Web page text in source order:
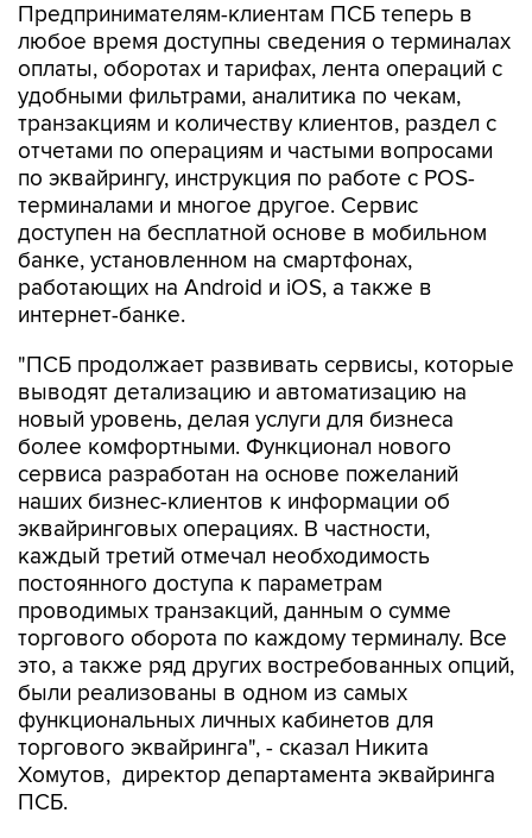
Предпринимателям-клиентам ПСБ теперь в
любое время доступны сведения о терминалах
оплаты, оборотах и тарифах, лента операций с
удобными фильтрами, аналитика по чекам,
транзакциям и количеству клиентов, раздел с
отчетами по операциям и частыми вопросами
по эквайрингу, инструкция по работе с POS-
терминалами и многое другое. Сервис
доступен на бесплатной основе в мобильном
банке, установленном на смартфонах,
работающих на Android и iOS, а также в
интернет-банке.
"ПСБ продолжает развивать сервисы, которые
выводят детализацию и автоматизацию на
новый уровень, делая услуги для бизнеса
более комфортными. Функционал нового
сервиса разработан на основе пожеланий
наших бизнес-клиентов к информации об
эквайринговых операциях. В частности,
каждый третий отмечал необходимость
постоянного доступа к параметрам
проводимых транзакций, данным о сумме
торгового оборота по каждому терминалу. Все
это, а также ряд других востребованных опций,
были реализованы в одном из самых
функциональных личных кабинетов для
торгового эквайринга", - сказал Никита
Хомутов, директор департамента эквайринга
ПСБ.